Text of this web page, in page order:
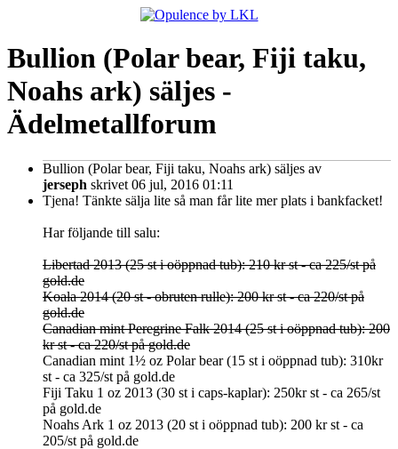
Bullion (Polar bear, Fiji taku,
Noahs ark) säljes -
Ädelmetallforum
Bullion (Polar bear, Fiji taku, Noahs ark) säljes av
jerseph skrivet 06 jul, 2016 01:11
Tjena! Tänkte sälja lite så man får lite mer plats i bankfacket!
Har följande till salu:
Libertad 2013 (25 st i oöppnad tub): 210 kr st - ca 225/st på
gold.de
Koala 2014 (20 st - obruten rulle): 200 kr st - ca 220/st på
gold.de
Canadian mint Peregrine Falk 2014 (25 st i oöppnad tub): 200
kr st - ca 220/st på gold.de
Canadian mint 1½ oz Polar bear (15 st i oöppnad tub): 310kr
st - ca 325/st på gold.de
Fiji Taku 1 oz 2013 (30 st i caps-kaplar): 250kr st - ca 265/st
på gold.de
Noahs Ark 1 oz 2013 (20 st i oöppnad tub): 200 kr st - ca
205/st på gold.de